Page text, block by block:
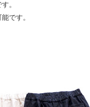
。
です。